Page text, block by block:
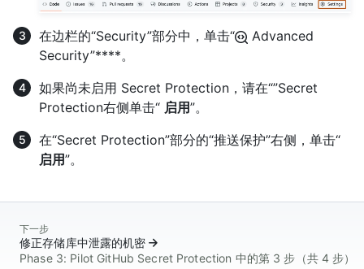
在边栏的“Security”部分中，单击“
Advanced
Security”****。
如果尚未启用 Secret Protection，请在“”Secret
Protection右侧单击“ 启用”。
在“Secret Protection”部分的“推送保护”右侧，单击“
启用”。
下一步
修正存储库中泄露的机密
Phase 3: Pilot GitHub Secret Protection 中的第 3 步（共 4 步）